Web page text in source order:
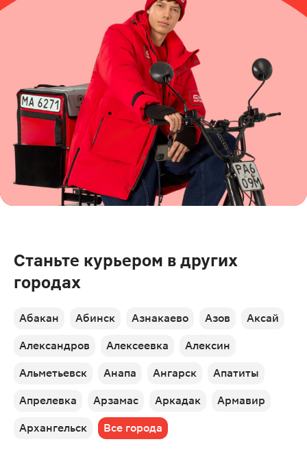
Станьте курьером в других
городах
Абакан Абинск Азнакаево Азов Аксай
Александров Алексеевка Алексин
Альметьевск Анапа Ангарск Апатиты
Апрелевка Арзамас Аркадак Армавир
Архангельск Все города